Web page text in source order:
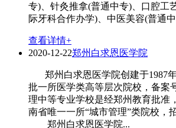
专)、针灸推拿(普通中专)、口腔工
际牙科合作办学)、中医美容(普通
查看详情+
2020-12-22郑州白求恩医学院
郑州白求恩医学院创建于1987
批一所医学类高等层次院校，备案
理中等专业学校是经郑州教育批准
南省唯一一所“城市管理”类院校，
郑州白求恩医学院...